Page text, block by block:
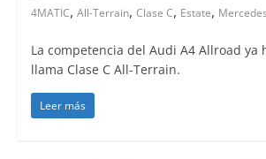
4MATIC, All-Terrain, Clase C, Estate, Mercedes
La competencia del Audi A4 Allroad ya
llama Clase C All-Terrain.
Leer más